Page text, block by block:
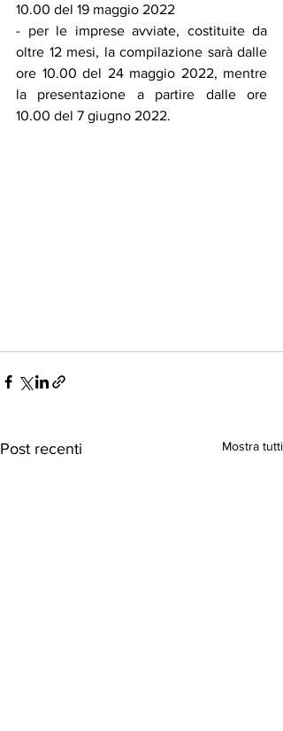
10.00 del 19 maggio 2022
- per le imprese avviate, costituite da
oltre 12 mesi, la compilazione sarà dalle
ore 10.00 del 24 maggio 2022, mentre
la presentazione a partire dalle ore
10.00 del 7 giugno 2022.
Post recenti Mostra tutti